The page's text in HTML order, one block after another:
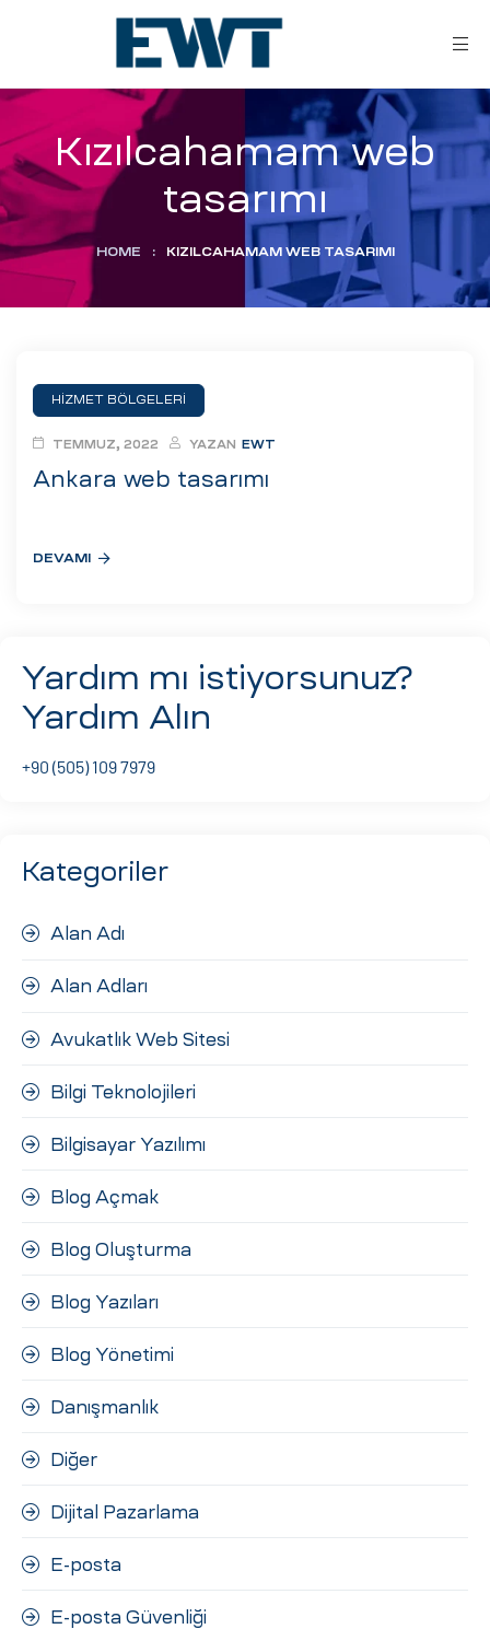
Kızılcahamam web
tasarımı
HOME : KIZILCAHAMAM WEB TASARIMI
HİZMET BÖLGELERİ
Ankara web tasarımı
TEMMUZ, 2022 YAZAN EWT
DEVAMI
Yardım mı istiyorsunuz?
Yardım Alın
+90 (505) 109 7979
Kategoriler
Alan Adı
Alan Adları
Avukatlık Web Sitesi
Bilgi Teknolojileri
Bilgisayar Yazılımı
Blog Açmak
Blog Oluşturma
Blog Yazıları
Blog Yönetimi
Danışmanlık
Diğer
Dijital Pazarlama
E-posta
E-posta Güvenliği